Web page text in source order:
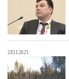
28.11.2025